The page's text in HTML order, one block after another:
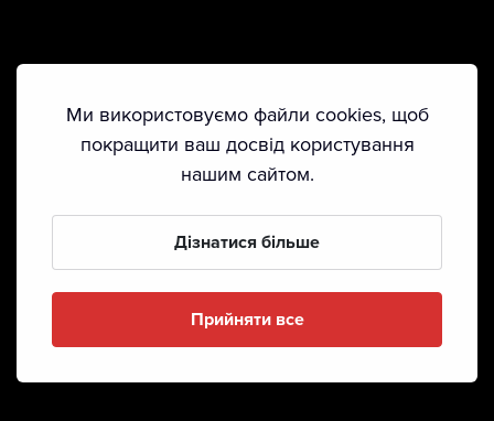
Ми використовуємо файли cookies, щоб
покращити ваш досвід користування
нашим сайтом.
Дізнатися більше
Прийняти все